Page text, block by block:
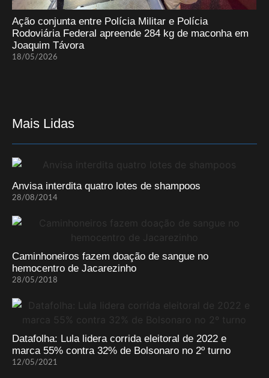
Ação conjunta entre Polícia Militar e Polícia
Rodoviária Federal apreende 284 kg de maconha em
Joaquim Távora
18/05/2026
Mais Lidas
Anvisa interdita quatro lotes de shampoos
28/08/2014
Caminhoneiros fazem doação de sangue no
hemocentro de Jacarezinho
28/05/2018
Datafolha: Lula lidera corrida eleitoral de 2022 e
marca 55% contra 32% de Bolsonaro no 2º turno
12/05/2021